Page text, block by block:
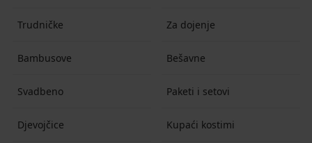
Trudničke Za dojenje
Bambusove Bešavne
Svadbeno Paketi i setovi
Djevojčice Kupaći kostimi